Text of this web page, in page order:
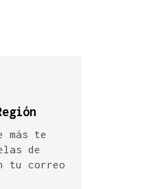
más te
de
tu correo